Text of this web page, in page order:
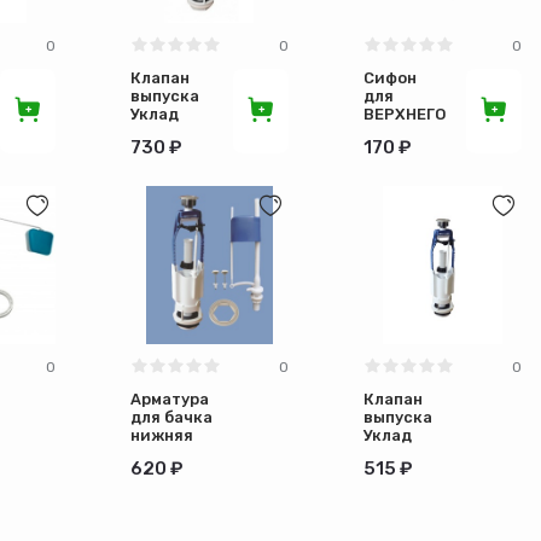
0 0
Клапан
выпуска
Уклад
730 ₽
0
Сифон
для
ВЕРХНЕГО
шарового
170 ₽
0 0
Арматура
для бачка
нижняя
кнопка
620 ₽
0
Клапан
выпуска
Уклад
515 ₽